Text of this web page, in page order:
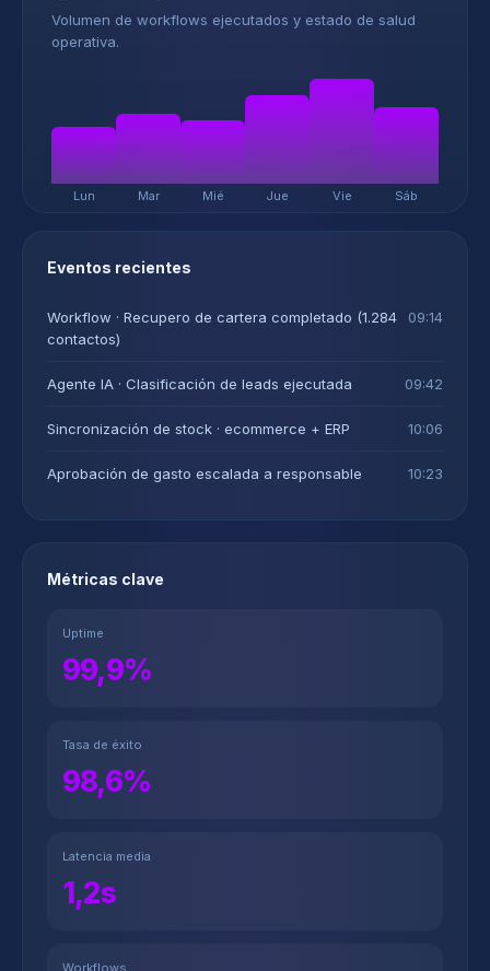
Volumen de workflows ejecutados y estado de salud
operativa.
Lun Mar Mié Jue Vie Sáb
Eventos recientes
Workflow · Recupero de cartera completado (1.284
contactos)
09:14
Agente IA · Clasificación de leads ejecutada 09:42
Sincronización de stock · ecommerce + ERP 10:06
Aprobación de gasto escalada a responsable 10:23
Métricas clave
Uptime
99,9%
Tasa de éxito
98,6%
Latencia media
1,2s
Workflows